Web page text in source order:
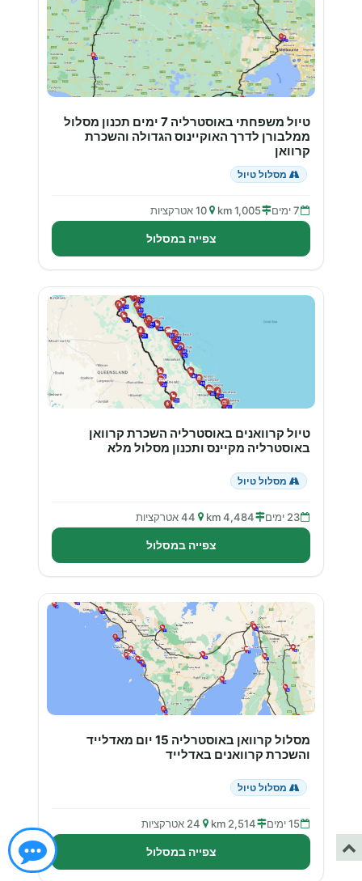
טיול משפחתי באוסטרליה 7 ימים תכנון מסלול
ממלבורן לדרך האוקיינוס הגדולה והשכרת
קרוואן
מסלול טיול
7 ימים 1,005 km 10 אטרקציות
צפייה במסלול
טיול קרוואנים באוסטרליה השכרת קרוואן
באוסטרליה מקיינס ותכנון מסלול מלא
מסלול טיול
23 ימים 4,484 km 44 אטרקציות
צפייה במסלול
מסלול קרוואן באוסטרליה 15 יום מאדלייד
והשכרת קרוואנים באדלייד
מסלול טיול
15 ימים 2,514 km 24 אטרקציות
צפייה במסלול